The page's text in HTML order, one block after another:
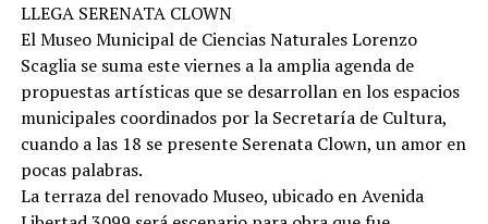
LLEGA SERENATA CLOWN
El Museo Municipal de Ciencias Naturales Lorenzo
Scaglia se suma este viernes a la amplia agenda de
propuestas artísticas que se desarrollan en los espacios
municipales coordinados por la Secretaría de Cultura,
cuando a las 18 se presente Serenata Clown, un amor en
pocas palabras.
La terraza del renovado Museo, ubicado en Avenida